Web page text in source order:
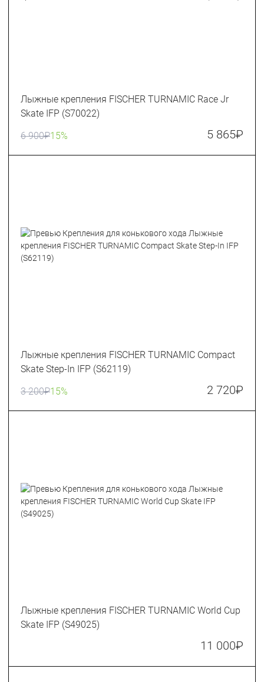
Лыжные крепления FISCHER TURNAMIC Race Jr
Skate IFP (S70022)
6 900₽15% 5 865₽
Лыжные крепления FISCHER TURNAMIC Сompact
Skate Step-In IFP (S62119)
3 200₽15% 2 720₽
Лыжные крепления FISCHER TURNAMIC World Cup
Skate IFP (S49025)
11 000₽